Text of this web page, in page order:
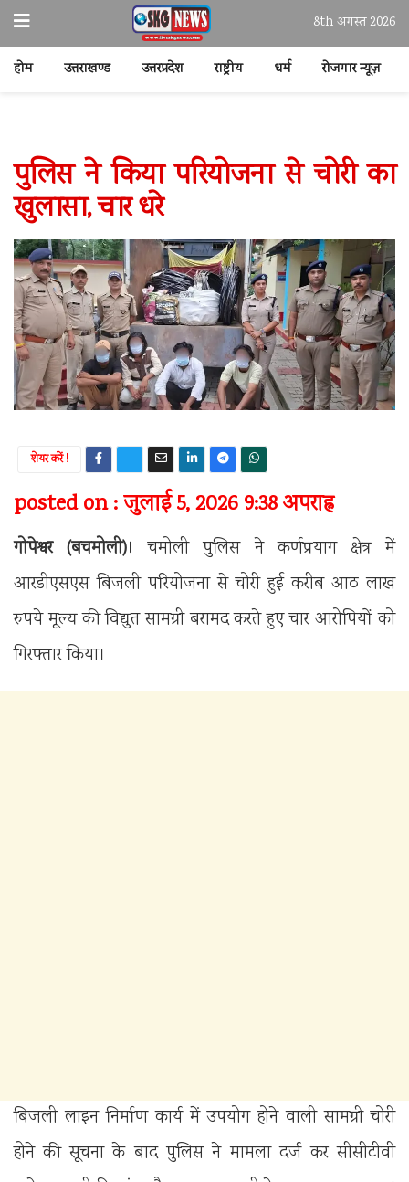
8th अगस्त 2026
होम उत्तराखण्ड उत्तरप्रदेश राष्ट्रीय धर्म रोजगार न्यूज़
पुलिस ने किया परियोजना से चोरी का
खुलासा, चार धरे
शेयर करें !
posted on : जुलाई 5, 2026 9:38 अपराह्न
गोपेश्वर (बचमोली)। चमोली पुलिस ने कर्णप्रयाग क्षेत्र में
आरडीएसएस बिजली परियोजना से चोरी हुई करीब आठ लाख
रुपये मूल्य की विद्युत सामग्री बरामद करते हुए चार आरोपियों को
गिरफ्तार किया।
बिजली लाइन निर्माण कार्य में उपयोग होने वाली सामग्री चोरी
होने की सूचना के बाद पुलिस ने मामला दर्ज कर सीसीटीवी